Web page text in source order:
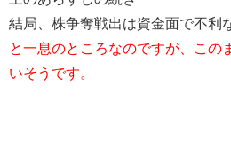
結局、株争奪戦出は資金面で不利
と一息のところなのですが、この
いそうです。